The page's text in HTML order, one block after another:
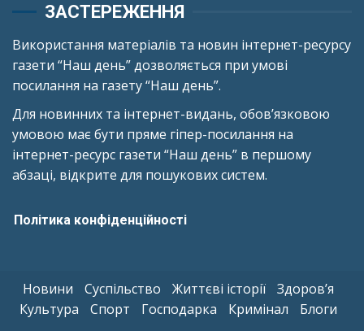
ЗАСТЕРЕЖЕННЯ
Використання матеріалів та новин інтернет-ресурсу
газети “Наш день” дозволяється при умові
посилання на газету “Наш день”.
Для новинних та інтернет-видань, обов’язковою
умовою має бути пряме гіпер-посилання на
інтернет-ресурс газети “Наш день” в першому
абзаці, відкрите для пошукових систем.
Політика конфіденційності
Новини Суспільство Життєві історії
Здоров’я
Культура
Спорт Господарка Кримінал Блоги